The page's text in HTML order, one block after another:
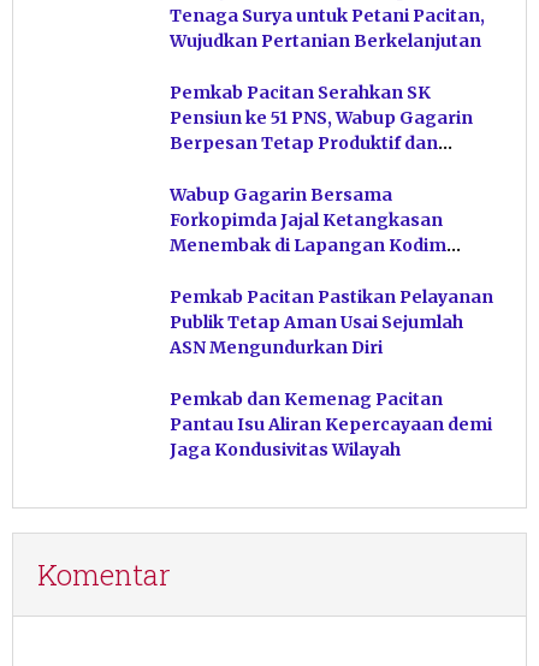
Tenaga Surya untuk Petani Pacitan,
Wujudkan Pertanian Berkelanjutan
Pemkab Pacitan Serahkan SK
Pensiun ke 51 PNS, Wabup Gagarin
Berpesan Tetap Produktif dan
Wabup Gagarin Bersama
Forkopimda Jajal Ketangkasan
Menembak di Lapangan Kodim
Pemkab Pacitan Pastikan Pelayanan
Publik Tetap Aman Usai Sejumlah
ASN Mengundurkan Diri
Pemkab dan Kemenag Pacitan
Pantau Isu Aliran Kepercayaan demi
Jaga Kondusivitas Wilayah
Komentar